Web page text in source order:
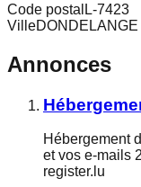
Code postal L-7423
VilleDONDELANGE
Annonces
Hébergement
et vos e-mails
register.lu